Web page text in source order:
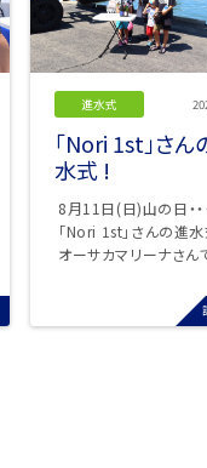
進水式
「Nori 1st」さん
水式 !
8月11日(日)山の日・・
「Nori 1st」さんの進水
オーサカマリーナさん